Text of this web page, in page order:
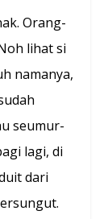
Orang-
lihat si
namanya,
seumur-
lagi, di
dari